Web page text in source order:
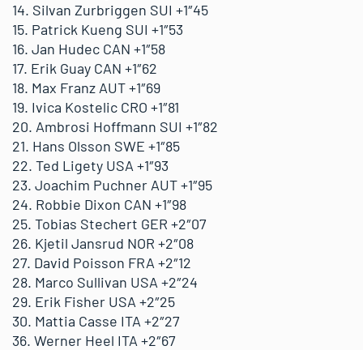
14. Silvan Zurbriggen SUI +1″45
15. Patrick Kueng SUI +1″53
16. Jan Hudec CAN +1″58
17. Erik Guay CAN +1″62
18. Max Franz AUT +1″69
19. Ivica Kostelic CRO +1″81
20. Ambrosi Hoffmann SUI +1″82
21. Hans Olsson SWE +1″85
22. Ted Ligety USA +1″93
23. Joachim Puchner AUT +1″95
24. Robbie Dixon CAN +1″98
25. Tobias Stechert GER +2″07
26. Kjetil Jansrud NOR +2″08
27. David Poisson FRA +2″12
28. Marco Sullivan USA +2″24
29. Erik Fisher USA +2″25
30. Mattia Casse ITA +2″27
36. Werner Heel ITA +2″67